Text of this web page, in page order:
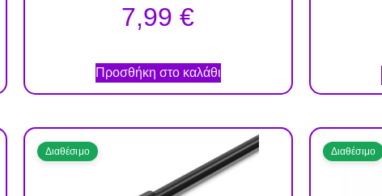
7,99€
Προσθήκη στο καλάθι
Διαθέσιμο Διαθέσιμο